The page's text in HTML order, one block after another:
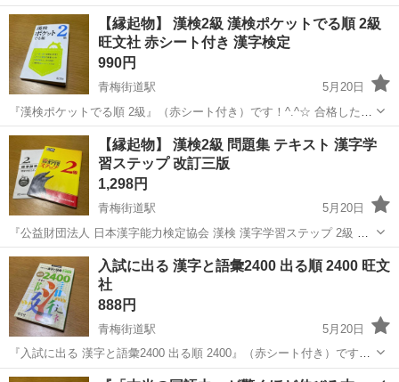
己分析から内定まで、大学生の就職活動のポイントが分かります。 一
度も使用していません。 カレンダー等ついていますが過去のもので
す。 ※素人管理のため...
東京 小平市 青梅街道駅 就職、資格 適性検査
【縁起物】 漢検2級 漢検ポケットでる順 2級
旺文社 赤シート付き 漢字検定
990円
青梅街道駅
5月20日
『漢検ポケットでる順 2級』（赤シート付き）です！^.^☆ 合格したた
め出品させていただきます。 書き込みはありません。 カバーをセロハ
ンテープで止めてあります。 片方は剥がそうとして失敗した跡があり
ます。 多少のu...
東京 小平市 青梅街道駅 就職、資格 漢検
【縁起物】 漢検2級 問題集 テキスト 漢字学
習ステップ 改訂三版
1,298円
青梅街道駅
5月20日
『公益財団法人 日本漢字能力検定協会 漢検 漢字学習ステップ 2級 改
訂3版』です！^.^☆ 合格したため出品させていただきます。 書き込み
はありません。 多少のused感はあるかと思いますが、ご使用いただく
のに問題は...
東京 小平市 青梅街道駅 就職、資格 漢検
入試に出る 漢字と語彙2400 出る順 2400 旺文
社
888円
青梅街道駅
5月20日
『入試に出る 漢字と語彙2400 出る順 2400』（赤シート付き）です！
^.^☆ コンパクトで持ち運びにも便利です！ ※素人管理のため、神経
東京 小平市 青梅街道駅 就職、資格 漢字検定